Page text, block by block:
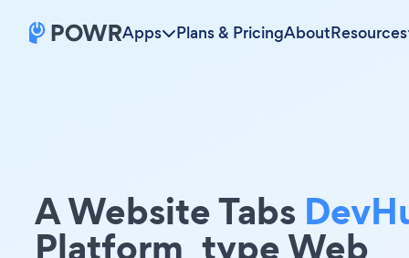
Apps Plans & PricingAboutResources
A Website Tabs
Platform_type Web